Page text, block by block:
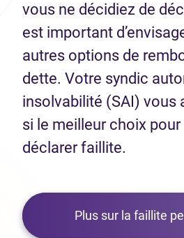
vous ne décidiez de
est important
autres options de
dette. Votre syndic
insolvabilité (SAI) vous
si le meilleur choix
déclarer faillite.
Plus sur la faillite